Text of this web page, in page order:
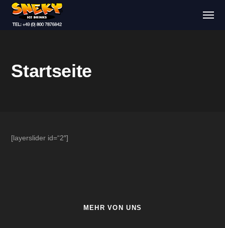
Startseite
[layerslider id=“2″]
MEHR VON UNS